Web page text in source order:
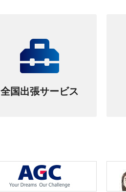
全国出張サービス